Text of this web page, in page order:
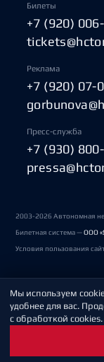
Билеты
+7 (920)
Реклама
+7 (920) 07-
Пресс-служба
+7 (930)
2003-2026 Автономная
Билетная система —ООО
Условия пользования
Политика обработки
Пользовательское
Мы используем
удобнее для вас.
с обработкой cookies.